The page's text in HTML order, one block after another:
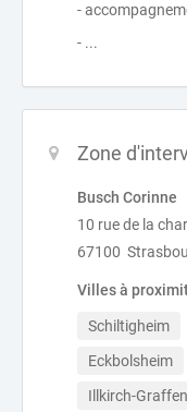
-
- ...
Zone
Busch Corinne
10 rue de la
67100
Villes à
Schiltigheim
Eckbolsheim
Illkirch-